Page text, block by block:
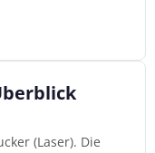
(Laser). Die